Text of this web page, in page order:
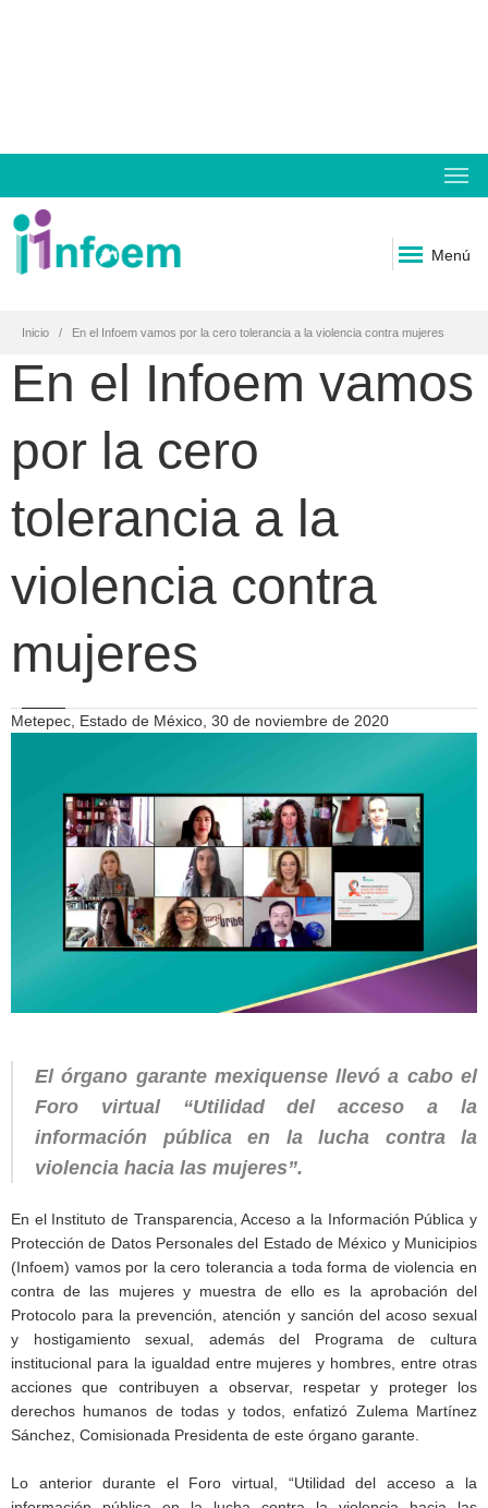
Menú
Inicio En el Infoem vamos por la cero tolerancia a la violencia contra mujeres
En el Infoem vamos
por la cero
tolerancia a la
violencia contra
mujeres
Metepec, Estado de México, 30 de noviembre de 2020
El órgano garante mexiquense llevó a cabo el
Foro virtual “Utilidad del acceso a la
información pública en la lucha contra la
violencia hacia las mujeres”.
En el Instituto de Transparencia, Acceso a la Información Pública y
Protección de Datos Personales del Estado de México y Municipios
(Infoem) vamos por la cero tolerancia a toda forma de violencia en
contra de las mujeres y muestra de ello es la aprobación del
Protocolo para la prevención, atención y sanción del acoso sexual
y hostigamiento sexual, además del Programa de cultura
institucional para la igualdad entre mujeres y hombres, entre otras
acciones que contribuyen a observar, respetar y proteger los
derechos humanos de todas y todos, enfatizó Zulema Martínez
Sánchez, Comisionada Presidenta de este órgano garante.
Lo anterior durante el Foro virtual, “Utilidad del acceso a la